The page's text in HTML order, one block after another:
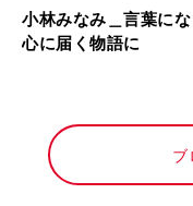
小林みなみ＿言葉に
心に届く物語に
ブ